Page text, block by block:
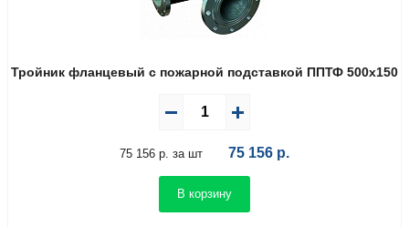
Тройник фланцевый с пожарной подставкой ППТФ 500х150
75 156 р. за шт 75 156 р.
В корзину